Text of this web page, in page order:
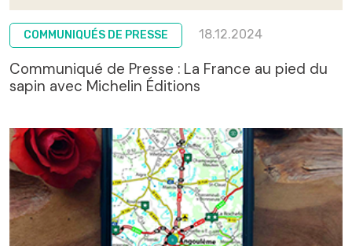
COMMUNIQUÉS DE PRESSE 18.12.2024
Communiqué de Presse : La France au pied du
sapin avec Michelin Éditions